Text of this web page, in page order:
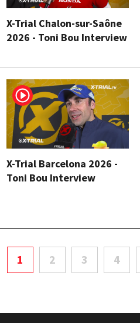
X-Trial Chalon-sur-Saône
2026 - Toni Bou Interview
X-Trial Barcelona 2026 -
Toni Bou Interview
1 2 3 4